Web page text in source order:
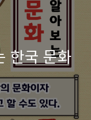
한국 문화